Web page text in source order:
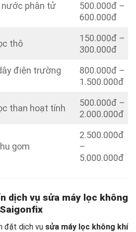
nước phân tử
500.000đ –
600.000đ
thô
150.000đ –
300.000đ
điện trường
800.000đ –
1.500.000đ
than hoạt tính
500.000đ –
2.000.000đ
gom
2.500.000đ
–
5.000.000đ
dịch vụ sửa máy lọc không
đặt dịch vụ sửa máy lọc không khí